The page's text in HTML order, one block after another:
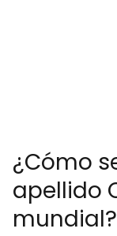
¿Cómo
apellido
mundial?